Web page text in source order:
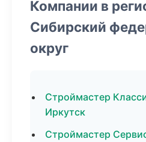
Компании в
Сибирский
округ
Строймастер
Иркутск
Строймастер